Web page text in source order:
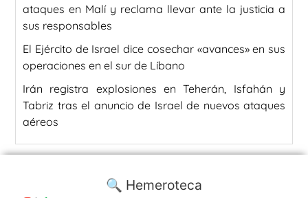
ataques en Malí y reclama llevar ante la justicia a
sus responsables
El Ejército de Israel dice cosechar «avances» en sus
operaciones en el sur de Líbano
Irán registra explosiones en Teherán, Isfahán y
Tabriz tras el anuncio de Israel de nuevos ataques
aéreos
🔍 Hemeroteca